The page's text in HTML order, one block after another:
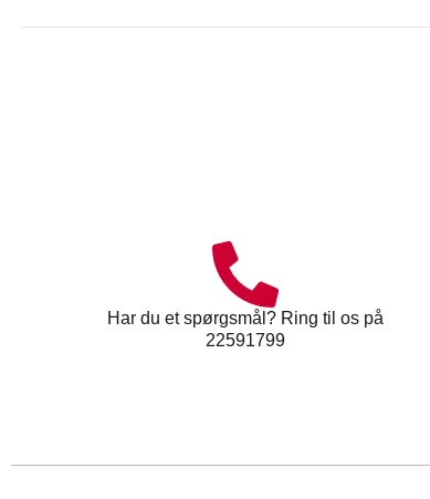
Har du et spørgsmål? Ring til os på
22591799